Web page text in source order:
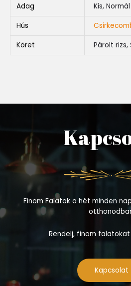
Adag Kis, Normál
Hús
Köret Párolt
Finom Falatok a hét minden
Rendelj, finom
Kapcsolat